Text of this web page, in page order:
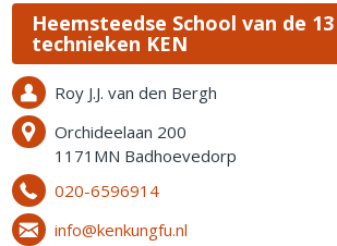
Heemsteedse School van de 13
technieken KEN
Roy J.J. van den Bergh
Orchideelaan 200
1171MN Badhoevedorp
020-6596914
info@kenkungfu.nl